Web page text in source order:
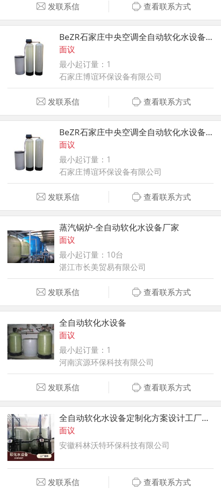
发联系信 查看联系方式
BeZR石家庄中央空调全自动软化水设备，软化水装置，锅炉软化水
面议
最小起订量：1
石家庄博谊环保设备有限公司
发联系信 查看联系方式
BeZR石家庄中央空调全自动软化水设备，软化水装置，锅炉软化水
面议
最小起订量：1
石家庄博谊环保设备有限公司
发联系信 查看联系方式
蒸汽锅炉-全自动软化水设备厂家
面议
最小起订量：10台
湛江市长美贸易有限公司
发联系信 查看联系方式
全自动软化水设备
面议
最小起订量：1
河南滨源环保科技有限公司
发联系信 查看联系方式
全自动软化水设备定制化方案设计工厂直销
面议
安徽科林沃特环保科技有限公司
发联系信 查看联系方式